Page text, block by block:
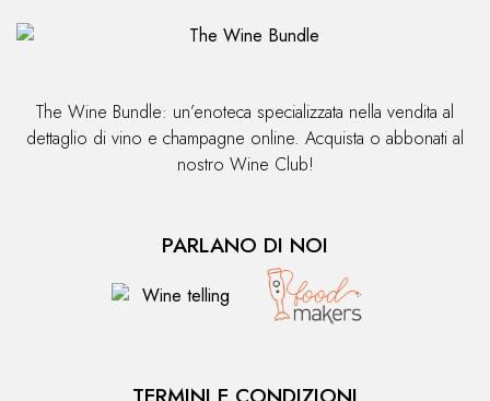
The Wine Bundle: un’enoteca specializzata nella vendita al
dettaglio di vino e champagne online. Acquista o abbonati al
nostro Wine Club!
PARLANO DI NOI